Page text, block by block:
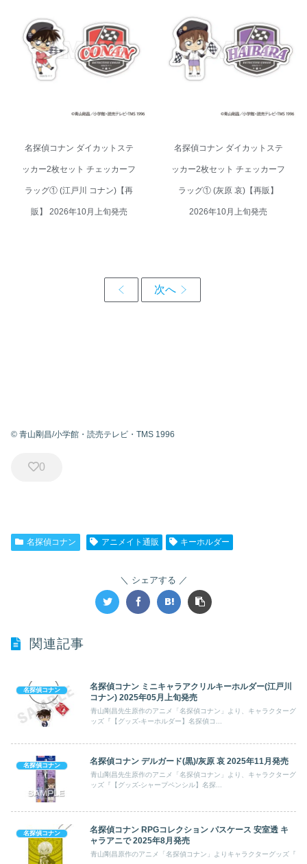
名探偵コナン ダイカットステッ
カー2枚セット チェッカーフラッ
グ① (江戸川 コナン)【再販】
2026年10月上旬発売
名探偵コナン ダイカットステ
ッカー2枚セット チェッカーフ
ラッグ① (江戸川 コナン)【再
販】 2026年10月上旬発売
名探偵コナン ダイカットステッ
カー2枚セット チェッカーフラッ
グ① (灰原 哀)【再販】 2026年
10月上旬発売
名探偵コナン ダイカットステ
ッカー2枚セット チェッカーフ
ラッグ① (灰原 哀)【再販】
2026年10月上旬発売
© 青山剛昌/小学館・読売テレビ・TMS 1996
0
名探偵コナン アニメイト通販 キーホルダー
シェアする
関連記事
名探偵コナン
名探偵コナン ミニキャラアクリルキーホルダー(江戸川
コナン) 2025年05月上旬発売
青山剛昌先生原作のアニメ「名探偵コナン」より、キャラクターグ
ッズ『【グッズ-キーホルダー】名探偵コ...
名探偵コナン 名探偵コナン デルガード(黒)/灰原 哀 2025年11月発売
青山剛昌先生原作のアニメ「名探偵コナン」より、キャラクターグ
ッズ『【グッズ-シャープペンシル】名探...
名探偵コナン
名探偵コナン RPGコレクション パスケース 安室透 キ
ャラアニで 2025年8月発売
青山剛昌原作のアニメ「名探偵コナン」よりキャラクターグッズ『